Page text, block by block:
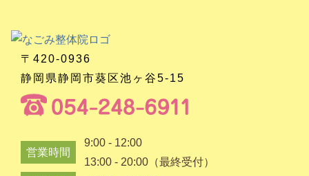
〒420-0936
静岡県静岡市葵区池ヶ谷5-15
営業時間
9:00 - 12:00
13:00 - 20:00（最終受付）